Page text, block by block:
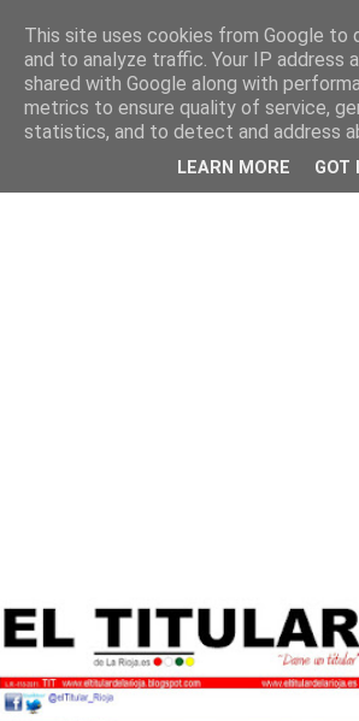
This site uses cookies from Google to
and to analyze traffic. Your IP address
shared with Google along with
metrics to ensure quality of service,
statistics, and to detect and address
LEARN MORE GOT